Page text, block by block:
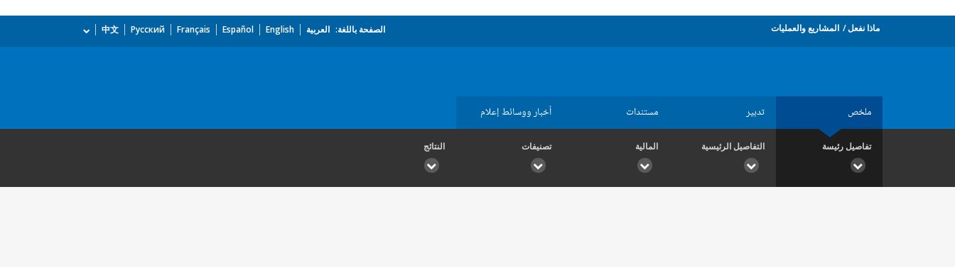
ماذا نفعل المشاريع والعمليات الصفحة باللغة: العربية English
Español
Français
Русский
中文
ملخص تدبير مستندات أخبار ووسائط إعلام
تفاصيل رئيسة التفاصيل الرئيسية المالية تصنيفات النتائج